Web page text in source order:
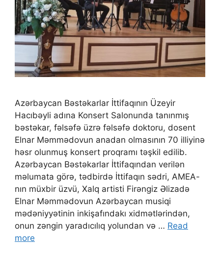
Azərbaycan Bəstəkarlar İttifaqının Üzeyir
Hacıbəyli adına Konsert Salonunda tanınmış
bəstəkar, fəlsəfə üzrə fəlsəfə doktoru, dosent
Elnar Məmmədovun anadan olmasının 70 illiyinə
həsr olunmuş konsert proqramı təşkil edilib.
Azərbaycan Bəstəkarlar İttifaqından verilən
məlumata görə, tədbirdə İttifaqın sədri, AMEA-
nın müxbir üzvü, Xalq artisti Firəngiz Əlizadə
Elnar Məmmədovun Azərbaycan musiqi
mədəniyyətinin inkişafındakı xidmətlərindən,
onun zəngin yaradıcılıq yolundan və … Read
more